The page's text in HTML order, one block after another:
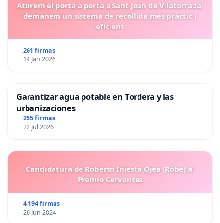
Aturem el porta a porta a Sant Joan de Vilatorrada:
demanem un sistema de recollida més pràctic i
eficient
261 firmas
14 Jan 2026
Garantizar agua potable en Tordera y las
urbanizaciones
255 firmas
22 Jul 2026
Candidatura de Roberto Iniesta Ojea (Robe) al
Premio Cervantes
4 194 firmas
20 Jun 2024